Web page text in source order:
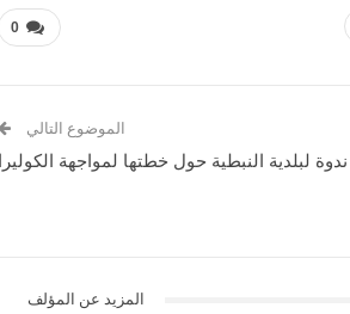
0
الموضوع التالي
ندوة لبلدية النبطية حول خطتها لمواجهة الكوليرا
المزيد عن المؤلف